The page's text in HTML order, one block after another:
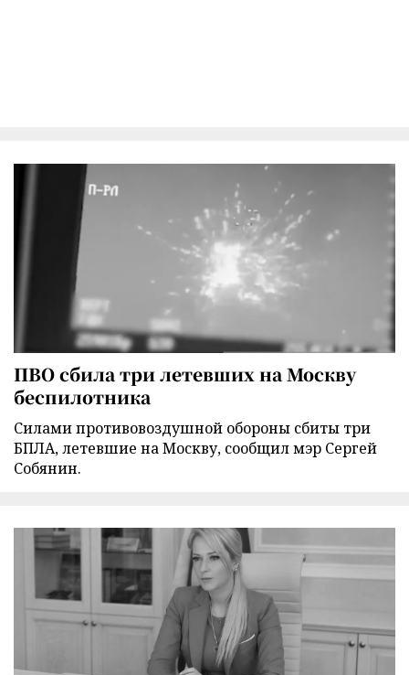
ПВО сбила три летевших на Москву
беспилотника
Силами противовоздушной обороны сбиты три
БПЛА, летевшие на Москву, сообщил мэр Сергей
Собянин.